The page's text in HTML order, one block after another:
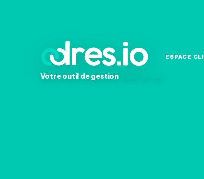
ESPACE
Votre outil de gestion